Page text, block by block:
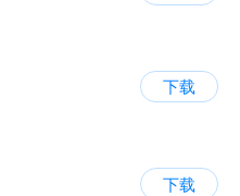
下载
下载